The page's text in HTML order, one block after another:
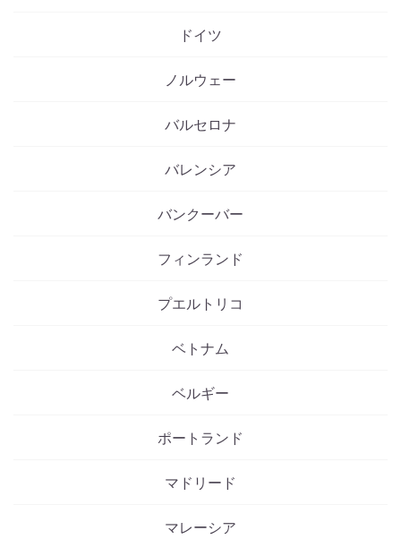
ドイツ
ノルウェー
バルセロナ
バレンシア
バンクーバー
フィンランド
プエルトリコ
ベトナム
ベルギー
ポートランド
マドリード
マレーシア